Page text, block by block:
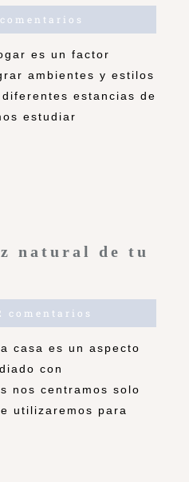
es un factor
ambientes y estilos
estancias de
estudiar
natural de tu
comentarios
casa es un aspecto
con
nos centramos solo
utilizaremos para